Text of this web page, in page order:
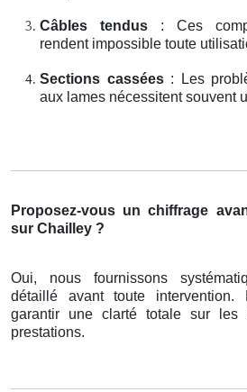
Câbles tendus : Ces
rendent impossible toute
Sections cassées: Les
aux lames nécessitent souvent
Proposez-vous un chiffrage
sur Chailley ?
Oui, nous fournissons
détaillé avant toute
garantir une clarté totale sur les
prestations.